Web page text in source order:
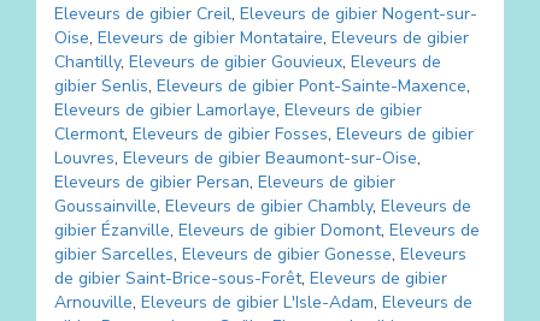
Eleveurs de gibier Creil, Eleveurs de gibier Nogent-sur-
Oise, Eleveurs de gibier Montataire, Eleveurs de gibier
Chantilly, Eleveurs de gibier Gouvieux, Eleveurs de
gibier Senlis, Eleveurs de gibier Pont-Sainte-Maxence,
Eleveurs de gibier Lamorlaye, Eleveurs de gibier
Clermont, Eleveurs de gibier Fosses, Eleveurs de gibier
Louvres, Eleveurs de gibier Beaumont-sur-Oise,
Eleveurs de gibier Persan, Eleveurs de gibier
Goussainville, Eleveurs de gibier Chambly, Eleveurs de
gibier Ézanville, Eleveurs de gibier Domont, Eleveurs de
gibier Sarcelles, Eleveurs de gibier Gonesse, Eleveurs
de gibier Saint-Brice-sous-Forêt, Eleveurs de gibier
Arnouville, Eleveurs de gibier L'Isle-Adam, Eleveurs de